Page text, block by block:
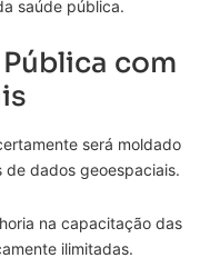
saúde pública.
com
será moldado
dados geoespaciais.
na capacitação das
ilimitadas.